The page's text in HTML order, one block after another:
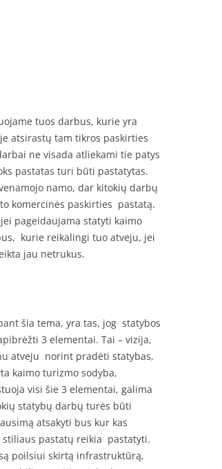
tuos darbus, kurie yra
atsirastų tam tikros paskirties
ne visada atliekami tie patys
pastatas turi būti pastatytas.
namo, dar kitokių darbų
komercinės paskirties pastatą.
pageidaujama statyti kaimo
kurie reikalingi tuo atveju, jei
jau netrukus.
šia tema, yra tas, jog statybos
3 elementai. Tai – vizija,
atveju norint pradėti statybas,
kaimo turizmo sodyba,
visi šie 3 elementai, galima
statybų darbų turės būti
atsakyti bus kur kas
stiliaus pastatų reikia pastatyti.
poilsiui skirtą infrastruktūrą,